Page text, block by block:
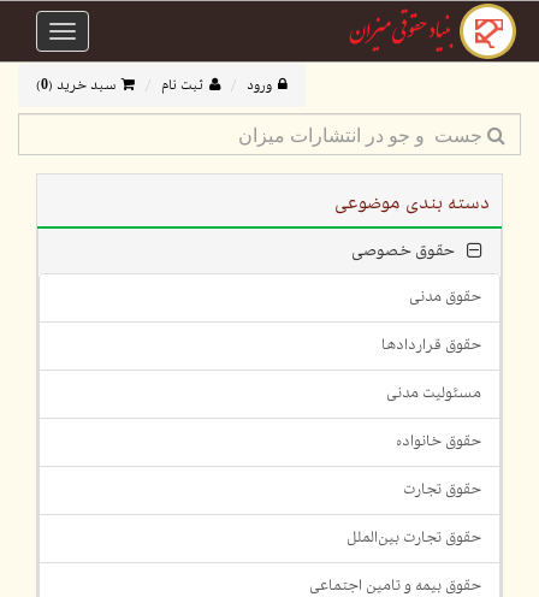
Toggle
ورود ثبت نام سبد خرید (0
)
دسته بندی موضوعی
حقوق خصوصی
حقوق مدنی
حقوق قراردادها
مسئولیت مدنی
حقوق خانواده
حقوق تجارت
حقوق تجارت بین‌الملل
حقوق بیمه و تامین اجتماعی